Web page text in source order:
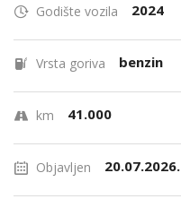
Godište vozila 2024
Vrsta goriva benzin
km 41.000
Objavljen 20.07.2026.